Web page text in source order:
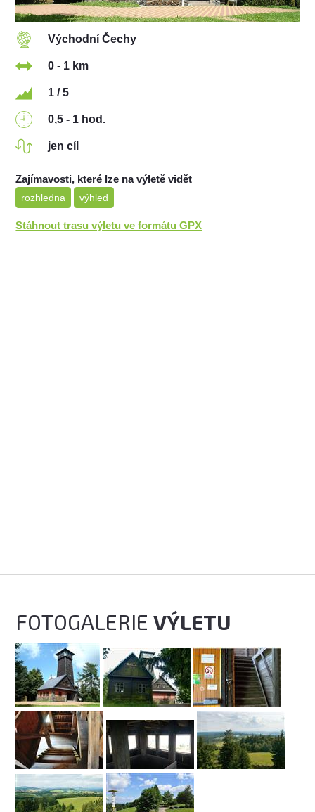
Východní Čechy
0 - 1 km
1 / 5
0,5 - 1 hod.
jen cíl
Zajímavosti, které lze na výletě vidět
rozhledna výhled
Stáhnout trasu výletu ve formátu GPX
FOTOGALERIEVÝLETU